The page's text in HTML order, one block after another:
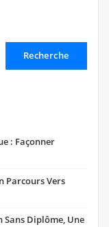
Recherche
: Façonner
Parcours Vers
Diplôme, Une